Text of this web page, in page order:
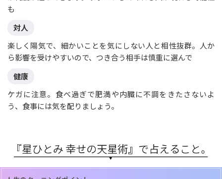
も
対人
楽しく陽気で、細かいことを気にしない人と相性抜群。人か
ら影響を受けやすいので、つき合う相手は慎重に選んで
健康
ケガに注意。食べ過ぎで肥満や内臓に不調をきたさないよ
う、食事には気を配りましょう。